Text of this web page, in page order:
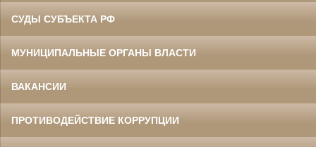
СУДЫ СУБЪЕКТА РФ
МУНИЦИПАЛЬНЫЕ ОРГАНЫ ВЛАСТИ
ВАКАНСИИ
ПРОТИВОДЕЙСТВИЕ КОРРУПЦИИ